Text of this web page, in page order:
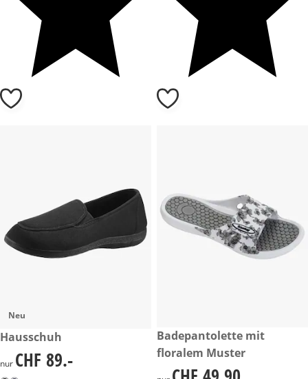
Neu
CHF 89.-
Hausschuh
CHF 89.-
nur CHF 89.-
CHF 49.90
Badepantolette mit
floralem Muster
CHF 49.90